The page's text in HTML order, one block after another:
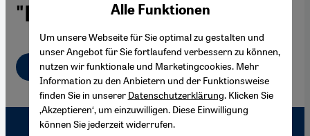
"Mutter der Uiguren"
Deutsch
Alle Funktionen
Um unsere Webseite für Sie optimal zu gestalten und
unser Angebot für Sie fortlaufend verbessern zu können,
nutzen wir funktionale und Marketingcookies. Mehr
Information zu den Anbietern und der Funktionsweise
finden Sie in unserer Datenschutzerklärung. Klicken Sie
‚Akzeptieren‘, um einzuwilligen. Diese Einwilligung
können Sie jederzeit widerrufen.